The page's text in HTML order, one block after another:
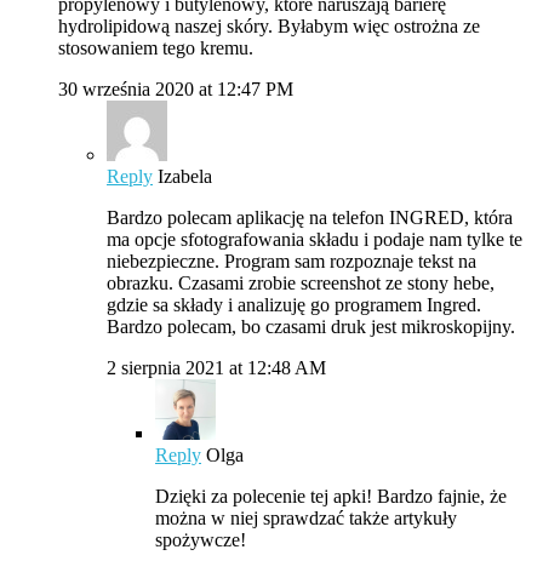
propylenowy i butylenowy, które naruszają barierę
hydrolipidową naszej skóry. Byłabym więc ostrożna ze
stosowaniem tego kremu.
30 września 2020 at 12:47 PM
Reply Izabela
Bardzo polecam aplikację na telefon INGRED, która
ma opcje sfotografowania składu i podaje nam tylke te
niebezpieczne. Program sam rozpoznaje tekst na
obrazku. Czasami zrobie screenshot ze stony hebe,
gdzie sa składy i analizuję go programem Ingred.
Bardzo polecam, bo czasami druk jest mikroskopijny.
2 sierpnia 2021 at 12:48 AM
Reply Olga
Dzięki za polecenie tej apki! Bardzo fajnie, że
można w niej sprawdzać także artykuły
spożywcze!